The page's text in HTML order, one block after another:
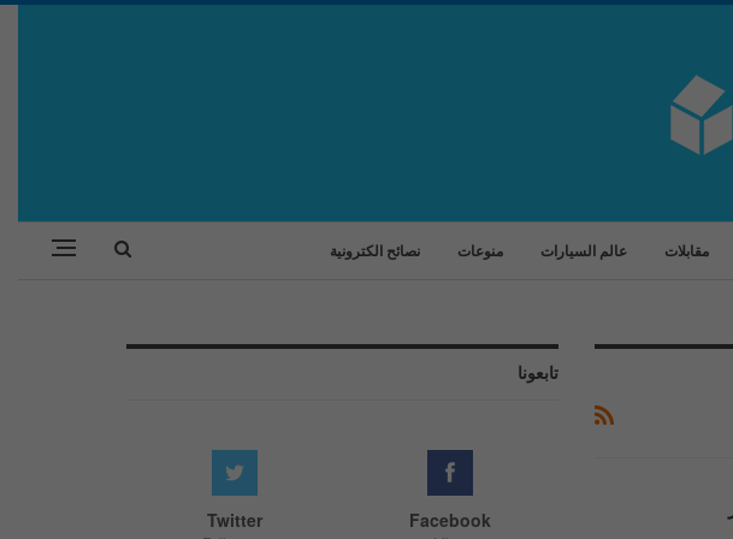
مقابلات عالم السيارات منوعات نصائح الكترونية
تابعونا
Facebook
Twitter